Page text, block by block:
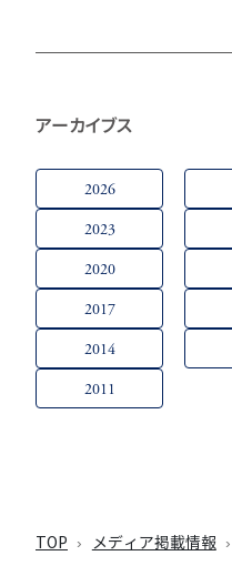
アーカイブス
2026
2023
2020
2017
2014
2011
TOP メディア掲載情報